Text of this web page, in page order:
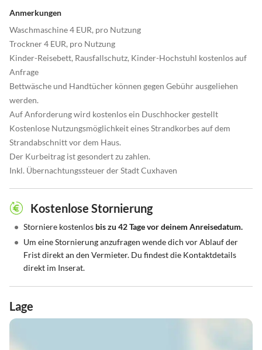
Anmerkungen
Waschmaschine 4 EUR, pro Nutzung
Trockner 4 EUR, pro Nutzung
Kinder-Reisebett, Rausfallschutz, Kinder-Hochstuhl kostenlos auf
Anfrage
Bettwäsche und Handtücher können gegen Gebühr ausgeliehen
werden.
Auf Anforderung wird kostenlos ein Duschhocker gestellt
Kostenlose Nutzungsmöglichkeit eines Strandkorbes auf dem
Strandabschnitt vor dem Haus.
Der Kurbeitrag ist gesondert zu zahlen.
Inkl. Übernachtungssteuer der Stadt Cuxhaven
Kostenlose Stornierung
• Storniere kostenlos bis zu 42 Tage vor deinem Anreisedatum.
• Um eine Stornierung anzufragen wende dich vor Ablauf der
Frist direkt an den Vermieter. Du findest die Kontaktdetails
direkt im Inserat.
Lage